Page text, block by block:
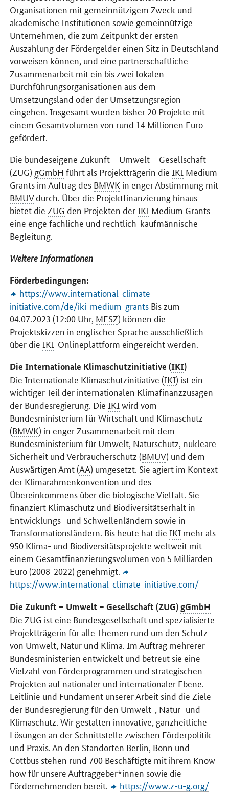
Organisationen mit gemeinnützigem Zweck und
akademische Institutionen sowie gemeinnützige
Unternehmen, die zum Zeitpunkt der ersten
Auszahlung der Fördergelder einen Sitz in Deutschland
vorweisen können, und eine partnerschaftliche
Zusammenarbeit mit ein bis zwei lokalen
Durchführungsorganisationen aus dem
Umsetzungsland oder der Umsetzungsregion
eingehen. Insgesamt wurden bisher 20 Projekte mit
einem Gesamtvolumen von rund 14 Millionen Euro
gefördert.
Die bundeseigene Zukunft – Umwelt – Gesellschaft
(ZUG) gGmbH führt als Projektträgerin dieIKI Medium
Grants im Auftrag des BMWK in enger Abstimmung mit
BMUVdurch. Über die Projektfinanzierung hinaus
bietet die ZUG den Projekten derIKI Medium Grants
eine enge fachliche und rechtlich-kaufmännische
Begleitung.
Weitere Informationen
Förderbedingungen:
https://www.international-climate-
initiative.com/de/iki-medium-grants Bis zum
04.07.2023 (12:00 Uhr, MESZ) können die
Projektskizzen in englischer Sprache ausschließlich
über dieIKI-Onlineplattform eingereicht werden.
Die Internationale Klimaschutzinitiative (IKI)
Die Internationale Klimaschutzinitiative (IKI) ist ein
wichtiger Teil der internationalen Klimafinanzzusagen
der Bundesregierung. DieIKIwird vom
Bundesministerium für Wirtschaft und Klimaschutz
(BMWK) in enger Zusammenarbeit mit dem
Bundesministerium für Umwelt, Naturschutz, nukleare
Sicherheit und Verbraucherschutz (BMUV) und dem
Auswärtigen Amt (AA) umgesetzt. Sie agiert im Kontext
der Klimarahmenkonvention und des
Übereinkommens über die biologische Vielfalt. Sie
finanziert Klimaschutz und Biodiversitätserhalt in
Entwicklungs- und Schwellenländern sowie in
Transformationsländern. Bis heute hat dieIKI mehr als
950 Klima- und Biodiversitätsprojekte weltweit mit
einem Gesamtfinanzierungsvolumen von 5 Milliarden
Euro (2008-2022) genehmigt.
https://www.international-climate-initiative.com/
Die Zukunft – Umwelt – Gesellschaft (ZUG)gGmbH
Die ZUG ist eine Bundesgesellschaft und spezialisierte
Projektträgerin für alle Themen rund um den Schutz
von Umwelt, Natur und Klima. Im Auftrag mehrerer
Bundesministerien entwickelt und betreut sie eine
Vielzahl von Förderprogrammen und strategischen
Projekten auf nationaler und internationaler Ebene.
Leitlinie und Fundament unserer Arbeit sind die Ziele
der Bundesregierung für den Umwelt-, Natur- und
Klimaschutz. Wir gestalten innovative, ganzheitliche
Lösungen an der Schnittstelle zwischen Förderpolitik
und Praxis. An den Standorten Berlin, Bonn und
Cottbus stehen rund 700 Beschäftigte mit ihrem Know-
howfür unsere Auftraggeber*innen sowie die
Fördernehmenden bereit.
https://www.z-u-g.org/